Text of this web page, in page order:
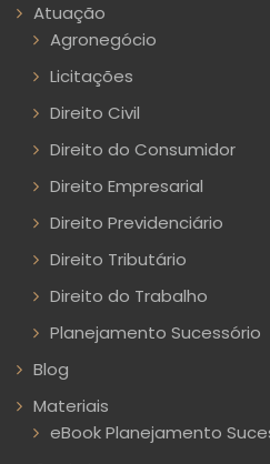
Atuação
Agronegócio
Licitações
Direito Civil
Direito do Consumidor
Direito Empresarial
Direito Previdenciário
Direito Tributário
Direito do Trabalho
Planejamento Sucessório
Blog
Materiais
eBook Planejamento